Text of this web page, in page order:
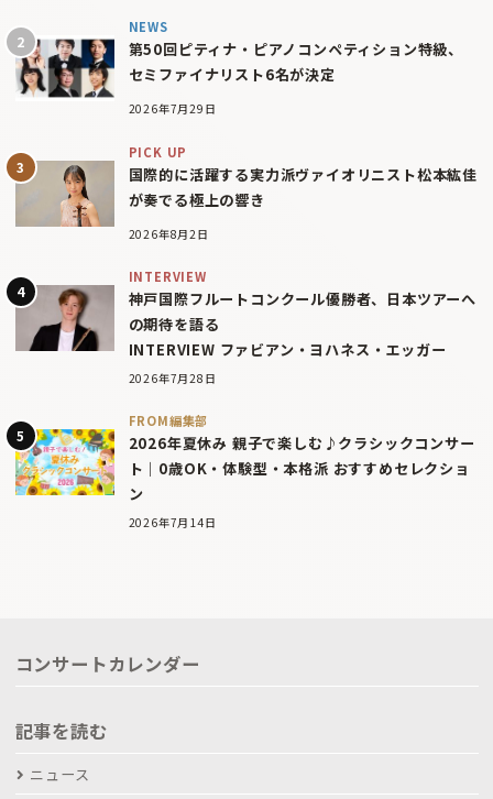
NEWS
第50回ピティナ・ピアノコンペティション特級、
セミファイナリスト6名が決定
2026年7月29日
PICK UP
国際的に活躍する実力派ヴァイオリニスト松本紘佳
が奏でる極上の響き
2026年8月2日
INTERVIEW
神戸国際フルートコンクール優勝者、日本ツアーへ
の期待を語る
INTERVIEW ファビアン・ヨハネス・エッガー
2026年7月28日
FROM編集部
2026年夏休み 親子で楽しむ♪クラシックコンサー
ト｜0歳OK・体験型・本格派 おすすめセレクショ
ン
2026年7月14日
コンサートカレンダー
記事を読む
ニュース